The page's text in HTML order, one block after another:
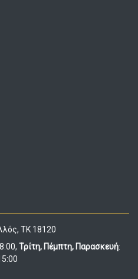
ΤΚ 18120
Τρίτη, Πέμπτη, Παρασκευή: